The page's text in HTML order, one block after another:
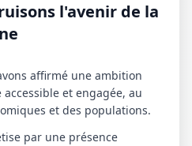
l'avenir de la
affirmé une ambition
et engagée, au
et des populations.
par une présence